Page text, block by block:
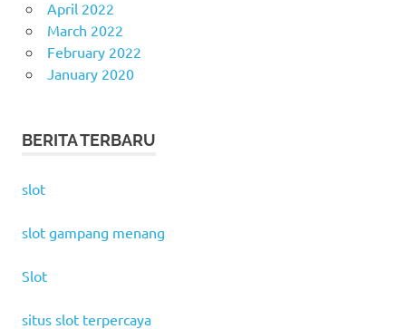
April 2022
March 2022
February 2022
January 2020
BERITA TERBARU
slot
slot gampang menang
Slot
situs slot terpercaya